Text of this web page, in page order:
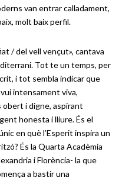
van entrar calladament,
molt baix perfil.
/ del vell vençut», cantava
Tot te un temps, per
i tot sembla indicar que
intensament viva,
obert i digne, aspirant
honesta i lliure. És el
en què l’Esperit inspira un
És la Quarta Acadèmia
i Florència- la que
a bastir una